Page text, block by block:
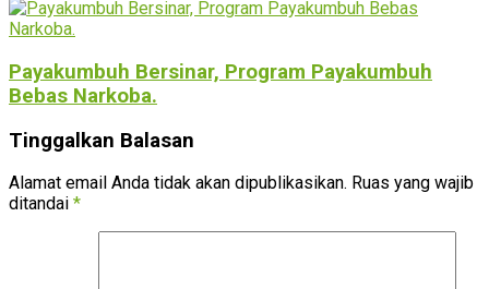
Payakumbuh Bersinar, Program Payakumbuh
Bebas Narkoba.
Tinggalkan Balasan
Alamat email Anda tidak akan dipublikasikan. Ruas yang wajib
ditandai *